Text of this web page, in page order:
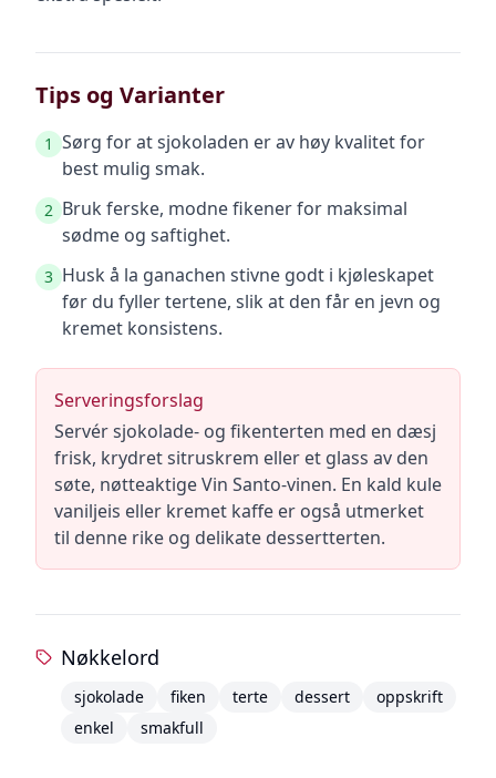
Tips og Varianter
1 Sørg for at sjokoladen er av høy kvalitet for
best mulig smak.
2 Bruk ferske, modne fikener for maksimal
sødme og saftighet.
3 Husk å la ganachen stivne godt i kjøleskapet
før du fyller tertene, slik at den får en jevn og
kremet konsistens.
Serveringsforslag
Servér sjokolade- og fikenterten med en dæsj
frisk, krydret sitruskrem eller et glass av den
søte, nøtteaktige Vin Santo-vinen. En kald kule
vaniljeis eller kremet kaffe er også utmerket
til denne rike og delikate dessertterten.
Nøkkelord
sjokolade fiken terte dessert
oppskrift
enkel
smakfull